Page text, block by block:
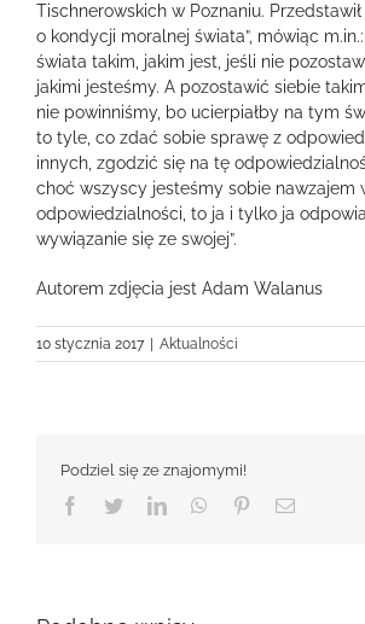
Tischnerowskich w Poznaniu.
o kondycji moralnej świata”, mówiąc
świata takim, jakim jest, jeśli nie
jakimi jesteśmy. A pozostawić siebie
nie powinniśmy, bo ucierpiałby na tym
to tyle, co zdać sobie sprawę z
innych, zgodzić się na tę
choć wszyscy jesteśmy sobie nawzajem
odpowiedzialności, to ja i tylko ja
wywiązanie się ze swojej”.
Autorem zdjęcia jest Adam Walanus
10 stycznia 2017 Aktualności
Podziel się ze znajomymi!
Facebook
TwitterLinkedInWhatsApp
PinterestEmail